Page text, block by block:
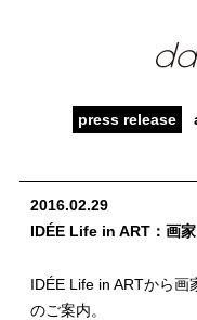
press release
2016.02.29
IDÉE Life in ART：画
IDÉE Life in ARTから
のご案内。